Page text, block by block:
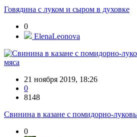
Говядина с луком и сыром в духовке
0
ElenaLeonova
мяса
21 ноября 2019, 18:26
0
8148
Свинина в казане с помидорно-
0